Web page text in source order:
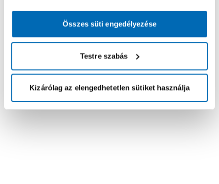
Összes süti engedélyezése
Testre szabás
Kizárólag az elengedhetetlen sütiket használja